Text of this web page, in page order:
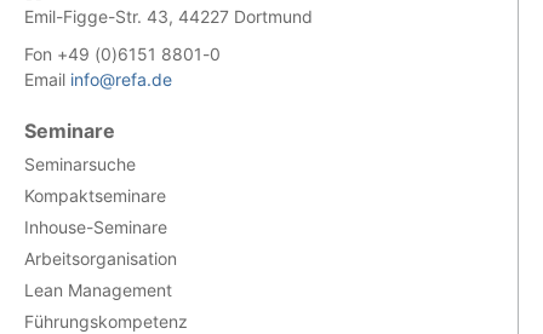
Emil-Figge-Str. 43, 44227 Dortmund
Fon +49 (0)6151 8801-0
Email info@refa.de
Seminare
Seminarsuche
Kompaktseminare
Inhouse-Seminare
Arbeitsorganisation
Lean Management
Führungskompetenz